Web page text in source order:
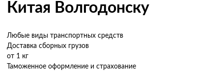
Китая Волгодонску
Любые виды транспортных средств
Доставка сборных грузов
от 1 кг
Таможенное оформление и страхование